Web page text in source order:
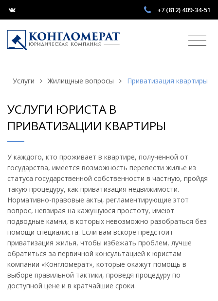
+7 (812) 409-34-51
Услуги Жилищные вопросы Приватизация квартиры
УСЛУГИ ЮРИСТА В
ПРИВАТИЗАЦИИ КВАРТИРЫ
У каждого, кто проживает в квартире, полученной от
государства, имеется возможность перевести жилье из
статуса государственной собственности в частную, пройдя
такую процедуру, как приватизация недвижимости.
Нормативно-правовые акты, регламентирующие этот
вопрос, невзирая на кажущуюся простоту, имеют
подводные камни, в которых невозможно разобраться без
помощи специалиста. Если вам вскоре предстоит
приватизация жилья, чтобы избежать проблем, лучше
обратиться за первичной консультацией к юристам
компании «Конгломерат», которые окажут помощь в
выборе правильной тактики, проведя процедуру по
доступной цене и в кратчайшие сроки.